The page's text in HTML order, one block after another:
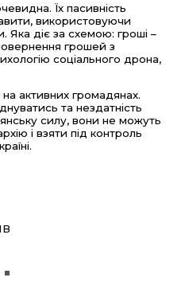
Їх пасивність
використовуючи
Яка діє за схемою: гроші –
грошей з
соціального дрона,
активних громадянах.
та нездатність
силу, вони не можуть
і взяти під контроль